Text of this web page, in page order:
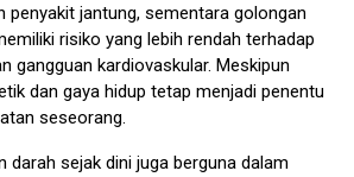
penyakit jantung, sementara golongan
risiko yang lebih rendah terhadap
gangguan kardiovaskular. Meskipun
dan gaya hidup tetap menjadi penentu
seseorang.
darah sejak dini juga berguna dalam